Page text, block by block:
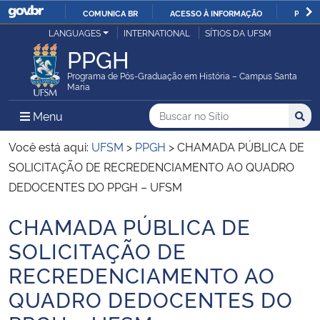
IR
O
COMUNICA BR ACESSO À INFORMAÇÃO
Ministério da Justiça e Segurança Pública
Ministério da Defesa
Ministério das Relações Exteriores
Ministério da Economia
Ministério da Infraestrutura
Ministério da Agricultura, Pecuária e Abastecimento
Ministério da Educação
LANGUAGES INTERNATIONAL SÍTIOS DA UFSM
PPGH
Programa de Pós-Graduação em História – Campus Santa
Maria
Menu Menu Principal do Sítio
Busca
Buscar no no Sítio
Busca:
Você está aqui: UFSM > PPGH >CHAMADA PÚBLICA DE
SOLICITAÇÃO DE RECREDENCIAMENTO AO QUADRO
DEDOCENTES DO PPGH – UFSM
Início do conteúdo
CHAMADA PÚBLICA DE
SOLICITAÇÃO DE
RECREDENCIAMENTO AO
QUADRO DEDOCENTES DO